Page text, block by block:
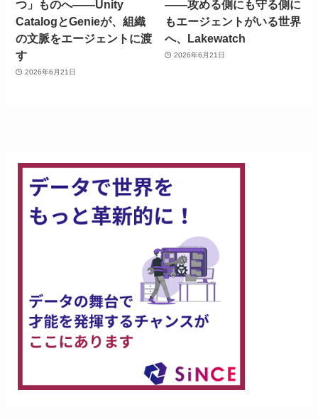
つ」ものへ——Unity
CatalogとGenieが、組織
の文脈をエージェントに渡
す
2026年6月21日
——攻める側にも守る側に
もエージェントがいる世界
へ、Lakewatch
2026年6月21日